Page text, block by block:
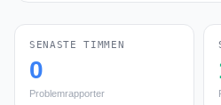
SENASTE TIMMEN
0
Problemrapporter